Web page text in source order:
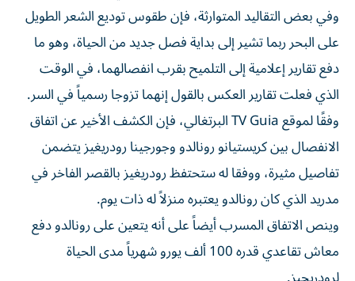
وفي بعض التقاليد المتوارثة، فإن طقوس توديع الشعر الطويل
على البحر ربما تشير إلى بداية فصل جديد من الحياة، وهو ما
دفع تقارير إعلامية إلى التلميح بقرب انفصالهما، في الوقت
الذي فعلت تقارير العكس بالقول إنهما تزوجا رسمياً في السر.
وفقًا لموقع TV Guia البرتغالي، فإن الكشف الأخير عن اتفاق
الانفصال بين كريستيانو رونالدو وجورجينا رودريغيز يتضمن
تفاصيل مثيرة، ووفقا له ستحتفظ رودريغيز بالقصر الفاخر في
مدريد الذي كان رونالدو يعتبره منزلاً له ذات يوم.
وينص الاتفاق المسرب أيضاً على أنه يتعين على رونالدو دفع
معاش تقاعدي قدره 100 ألف يورو شهرياً مدى الحياة